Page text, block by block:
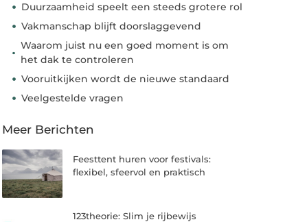
Duurzaamheid speelt een steeds grotere rol
Vakmanschap blijft doorslaggevend
Waarom juist nu een goed moment is om
het dak te controleren
Vooruitkijken wordt de nieuwe standaard
Veelgestelde vragen
Meer Berichten
Feesttent huren voor festivals:
flexibel, sfeervol en praktisch
123theorie: Slim je rijbewijs